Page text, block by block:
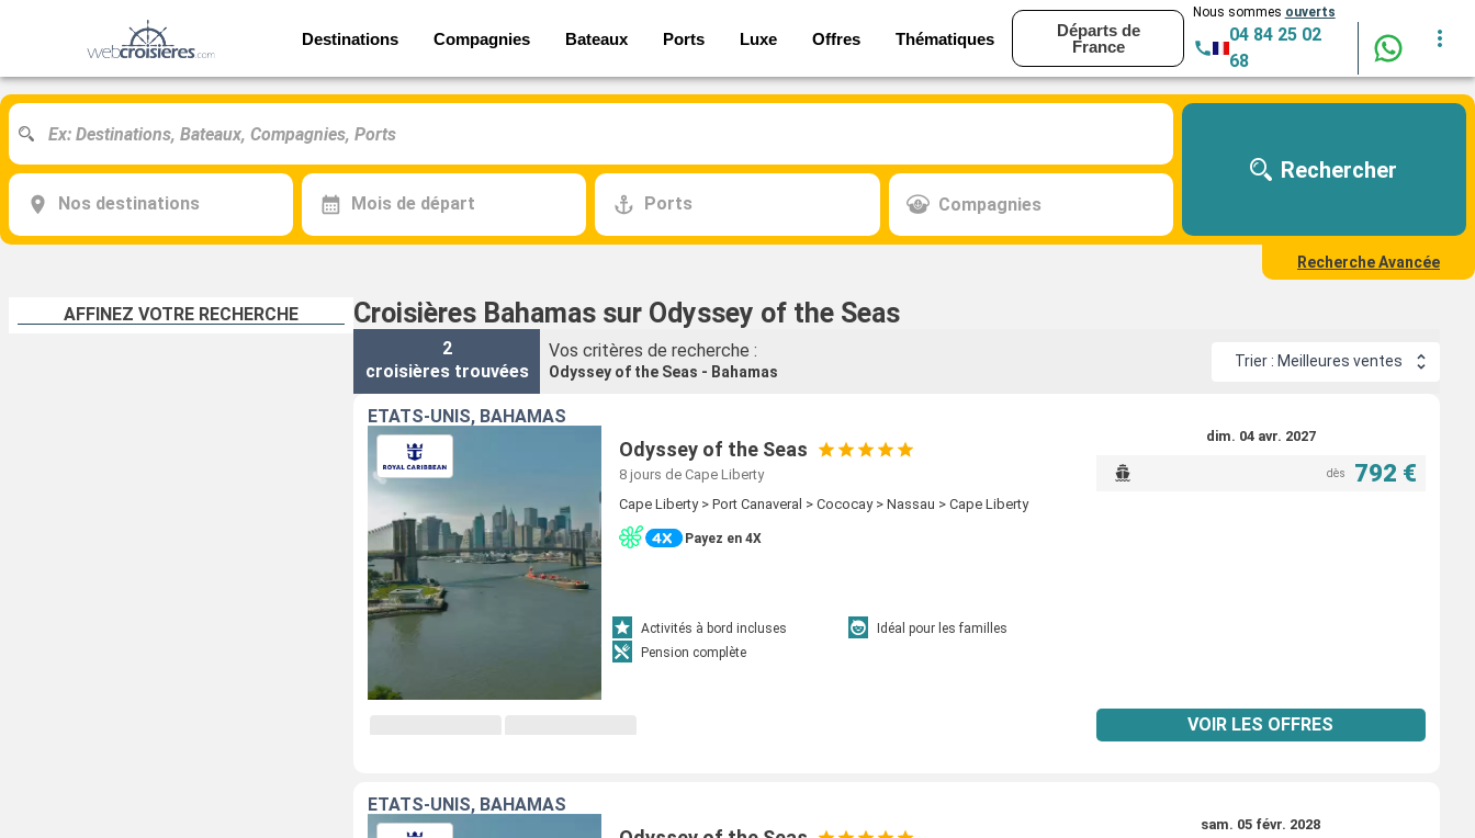
Destinations Compagnies Bateaux Ports Luxe Offres Thématiques
Départs de
France
Nous sommes ouverts
04 84 25 02
68
Nos destinations Mois de départ Ports Compagnies
Rechercher
Recherche Avancée
AFFINEZ VOTRE RECHERCHE Croisières Bahamas sur Odyssey of the Seas
2
croisières trouvées
Vos critères de recherche :
Odyssey of the Seas - Bahamas
Trier : Meilleures ventes
ÉTATS-UNIS, BAHAMAS
Odyssey of the Seas
8 jours de Cape Liberty
Cape Liberty > Port Canaveral > Cococay > Nassau > Cape Liberty
Payez en 4X
Activités à bord incluses
Idéal pour les familles
Pension complète
dim. 04 avr. 2027
dès 792 €
VOIR LES OFFRES
ÉTATS-UNIS, BAHAMAS
sam. 05 févr. 2028